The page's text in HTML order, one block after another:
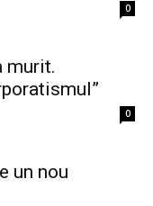
0
murit.
0
un nou